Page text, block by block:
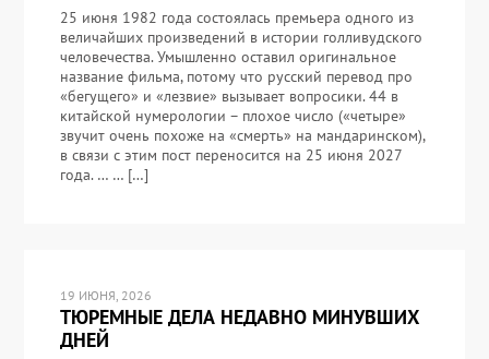
25 июня 1982 года состоялась премьера одного из
величайших произведений в истории голливудского
человечества. Умышленно оставил оригинальное
название фильма, потому что русский перевод про
«бегущего» и «лезвие» вызывает вопросики. 44 в
китайской нумерологии – плохое число («четыре»
звучит очень похоже на «смерть» на мандаринском),
в связи с этим пост переносится на 25 июня 2027
года. … … […]
19 ИЮНЯ, 2026
ТЮРЕМНЫЕ ДЕЛА НЕДАВНО МИНУВШИХ
ДНЕЙ